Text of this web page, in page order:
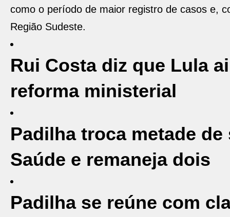
como o período de maior registro de casos e,
Região Sudeste.
Rui Costa diz que Lula
reforma ministerial
Padilha troca metade
Saúde e remaneja dois
Padilha se reúne com